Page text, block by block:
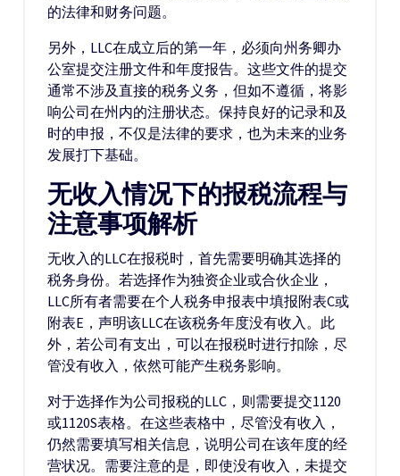
的法律和财务问题。
另外，LLC在成立后的第一年，必须向州务卿办
公室提交注册文件和年度报告。这些文件的提交
通常不涉及直接的税务义务，但如不遵循，将影
响公司在州内的注册状态。保持良好的记录和及
时的申报，不仅是法律的要求，也为未来的业务
发展打下基础。
无收入情况下的报税流程与
注意事项解析
无收入的LLC在报税时，首先需要明确其选择的
税务身份。若选择作为独资企业或合伙企业，
LLC所有者需要在个人税务申报表中填报附表C或
附表E，声明该LLC在该税务年度没有收入。此
外，若公司有支出，可以在报税时进行扣除，尽
管没有收入，依然可能产生税务影响。
对于选择作为公司报税的LLC，则需要提交1120
或1120S表格。在这些表格中，尽管没有收入，
仍然需要填写相关信息，说明公司在该年度的经
营状况。需要注意的是，即使没有收入，未提交